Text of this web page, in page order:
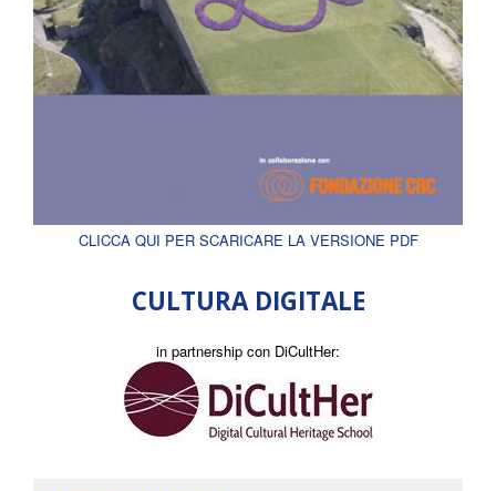
CLICCA QUI PER SCARICARE LA VERSIONE PDF
CULTURA DIGITALE
in partnership con DiCultHer: